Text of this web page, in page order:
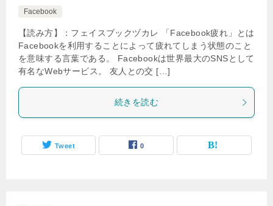
Facebook
【読み方】：フェイスブックヅカレ 「Facebook疲れ」とは
Facebookを利用することによって疲れてしまう状態のこと
を意味する言葉である。 Facebookは世界最大のSNSとして
有名なWebサービス。 友人との交 […]
続きを読む
Tweet 0